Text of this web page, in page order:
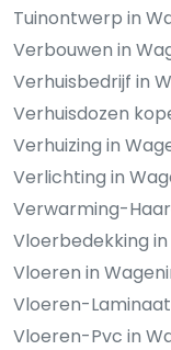
Tuinontwerp in
Verbouwen in
Verhuisbedrijf in
Verhuisdozen
Verhuizing in
Verlichting in
Verwarming-
Vloerbedekking
Vloeren in
Vloeren-
Vloeren-Pvc in